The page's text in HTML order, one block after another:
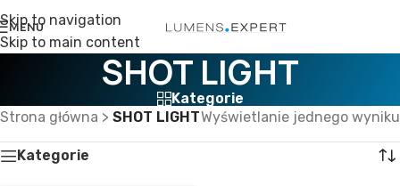
Skip to navigation
Skip to main content
MENU
SHOT LIGHT
Kategorie
Strona główna > SHOT LIGHTWyświetlanie jednego wyniku
Kategorie